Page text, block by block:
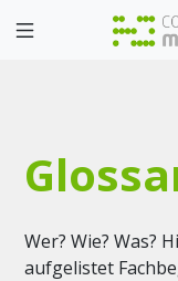
Wer? Wie? Was?
aufgelistet